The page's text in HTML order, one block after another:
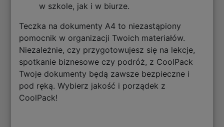
w szkole, jak i w biurze.
Teczka na dokumenty A4 to niezastąpiony
pomocnik w organizacji Twoich materiałów.
Niezależnie, czy przygotowujesz się na lekcje,
spotkanie biznesowe czy podróż, z CoolPack
Twoje dokumenty będą zawsze bezpieczne i
pod ręką. Wybierz jakość i porządek z
CoolPack!